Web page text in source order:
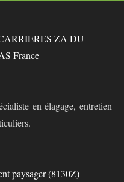
ZA DU
France
en élagage, entretien
paysager (8130Z)